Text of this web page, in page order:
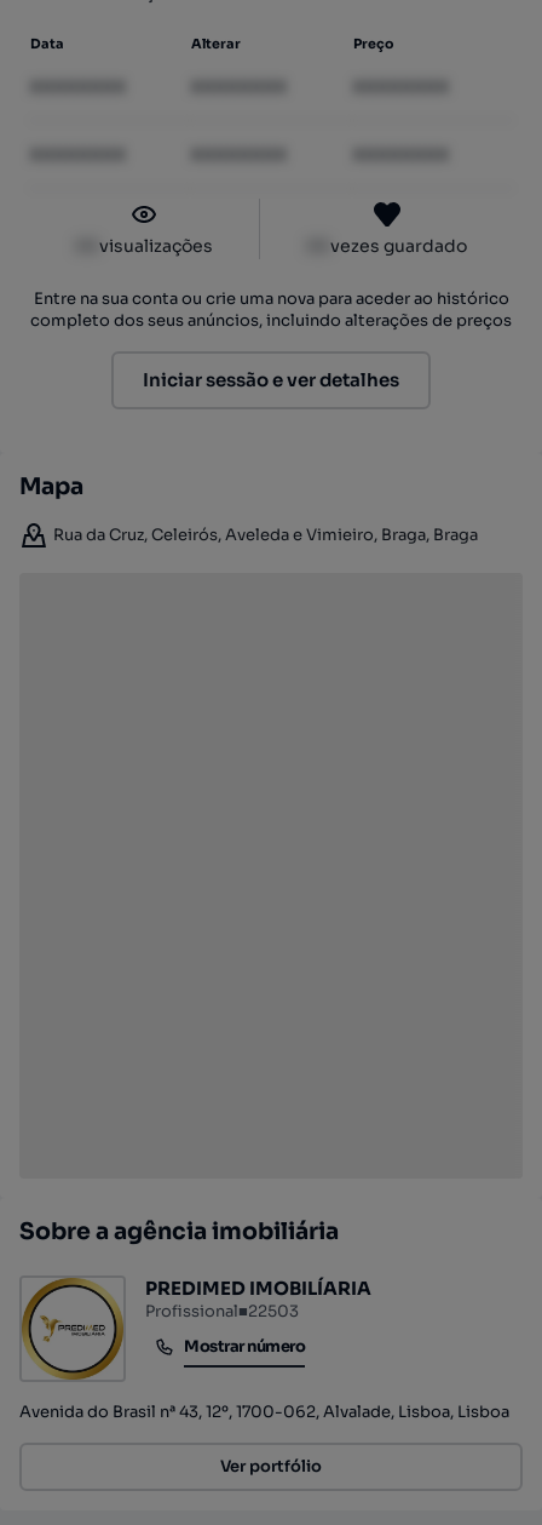
Data Alterar Preço
visualizações vezes guardado
Entre na sua conta ou crie uma nova para aceder ao histórico
completo dos seus anúncios, incluindo alterações de preços
Iniciar sessão e ver detalhes
Mapa
Rua da Cruz, Celeirós, Aveleda e Vimieiro, Braga, Braga
Sobre a agência imobiliária
PREDIMED IMOBILÍARIA
Profissional■22503
Mostrar número
Mostrar número
Avenida do Brasil nª 43, 12º, 1700-062, Alvalade, Lisboa, Lisboa
Ver portfólio